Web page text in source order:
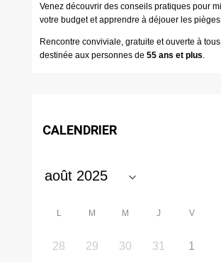
Venez découvrir des conseils pratiques pour
votre budget et apprendre à déjouer les
Rencontre conviviale, gratuite et ouverte à
destinée aux personnes de 55 ans et plus.
CALENDRIER
L M M J V
28 29 30 31 1